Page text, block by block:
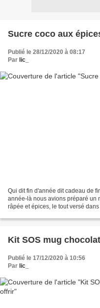
Sucre coco aux
Publié le 28/12/2020 à 08:17
Par lic_
Qui dit fin d'année dit cadeau de
année-là nous avions préparé un
râpée et épices, le tout versé
Kit SOS mug
Publié le 17/12/2020 à 10:56
Par lic_